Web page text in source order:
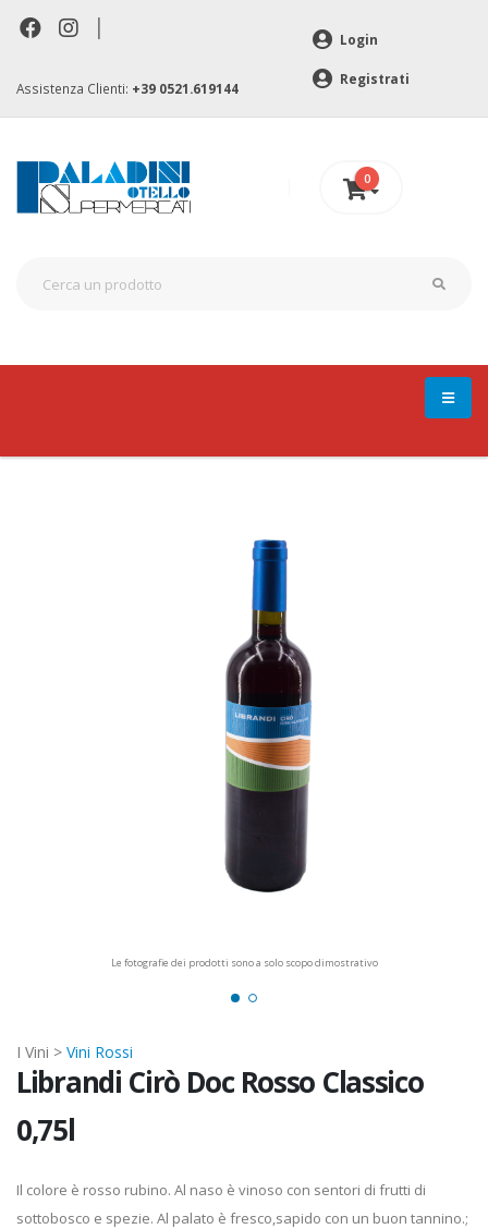
|
Assistenza Clienti: +39 0521.619144
Login
Registrati
0
Le fotografie dei prodotti sono a solo scopo dimostrativo
I Vini > Vini Rossi
Librandi Cirò Doc Rosso Classico
0,75l
Il colore è rosso rubino. Al naso è vinoso con sentori di frutti di
sottobosco e spezie. Al palato è fresco,sapido con un buon tannino.;